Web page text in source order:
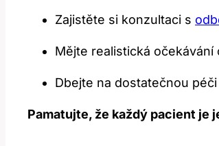
Zajistěte si konzultaci s
Mějte realistická
Dbejte na dostatečnou
Pamatujte, že každý pacient je